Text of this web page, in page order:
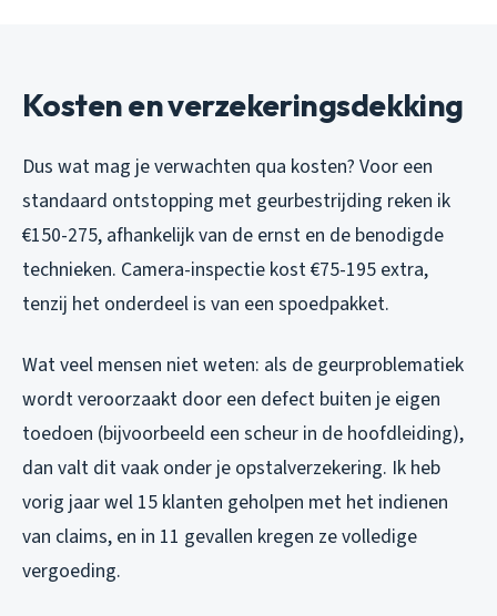
Kosten en verzekeringsdekking
Dus wat mag je verwachten qua kosten? Voor een
standaard ontstopping met geurbestrijding reken ik
€150-275, afhankelijk van de ernst en de benodigde
technieken. Camera-inspectie kost €75-195 extra,
tenzij het onderdeel is van een spoedpakket.
Wat veel mensen niet weten: als de geurproblematiek
wordt veroorzaakt door een defect buiten je eigen
toedoen (bijvoorbeeld een scheur in de hoofdleiding),
dan valt dit vaak onder je opstalverzekering. Ik heb
vorig jaar wel 15 klanten geholpen met het indienen
van claims, en in 11 gevallen kregen ze volledige
vergoeding.